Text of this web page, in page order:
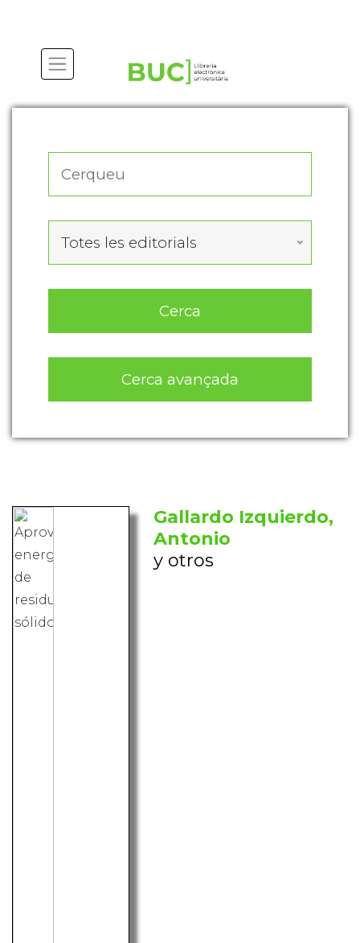
Totes les editorials
Cerca
Cerca avançada
Gallardo Izquierdo,
Antonio
y otros